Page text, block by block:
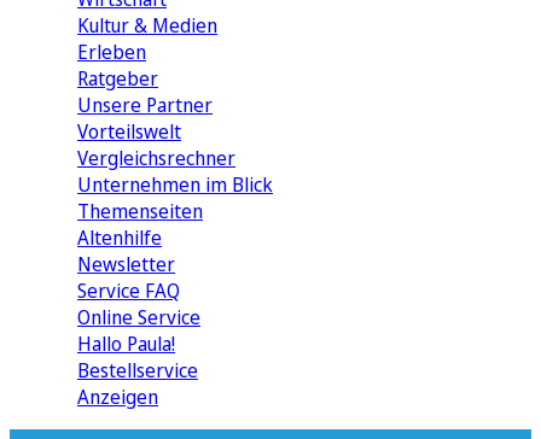
Kultur & Medien
Erleben
Ratgeber
Unsere Partner
Vorteilswelt
Vergleichsrechner
Unternehmen im Blick
Themenseiten
Altenhilfe
Newsletter
Service FAQ
Online Service
Hallo Paula!
Bestellservice
Anzeigen